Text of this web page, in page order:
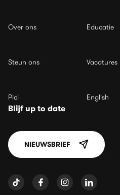
Over ons Educatie
Steun ons Vacatures
Picl English
Blijf up to date
NIEUWSBRIEF